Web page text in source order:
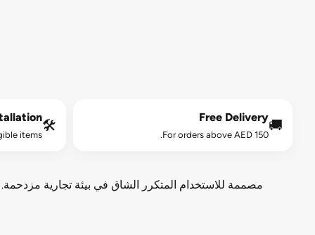
🚚
Free Delivery
For orders above AED 150.
🛠️
items.
مصممة للاستخدام المتكرر الشاق في بيئة تجارية